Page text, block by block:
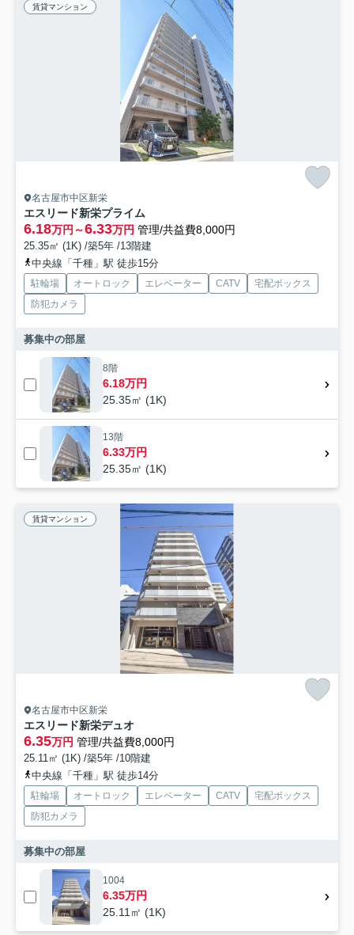
賃貸マンション
名古屋市中区新栄
エスリード新栄プライム
6.18万円～6.33万円 管理/共益費8,000円
25.35㎡ (1K) /築5年 /13階建
中央線「千種」駅 徒歩15分
駐輪場 オートロック エレベーター CATV
宅配ボックス
防犯カメラ
募集中の部屋
8階
6.18万円
25.35㎡ (1K)
13階
6.33万円
25.35㎡ (1K)
賃貸マンション
名古屋市中区新栄
エスリード新栄デュオ
6.35万円 管理/共益費8,000円
25.11㎡ (1K) /築5年 /10階建
中央線「千種」駅 徒歩14分
駐輪場 オートロック エレベーター CATV
宅配ボックス
防犯カメラ
募集中の部屋
1004
6.35万円
25.11㎡ (1K)